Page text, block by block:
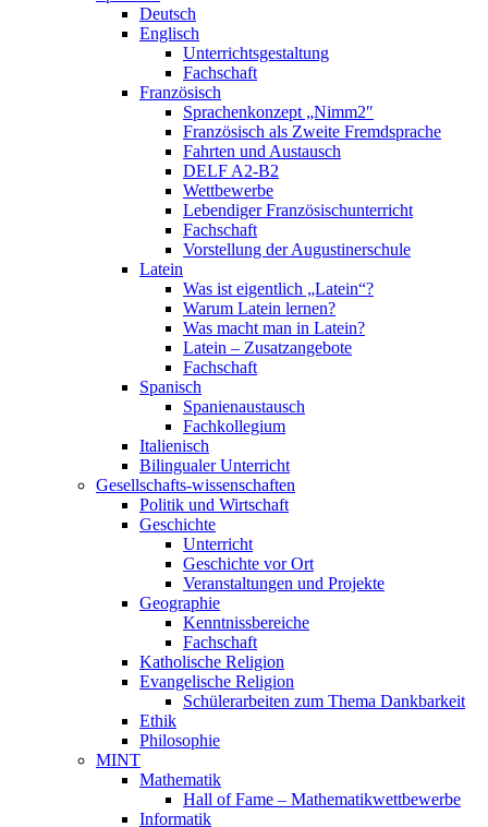
Deutsch
Englisch
Unterrichtsgestaltung
Fachschaft
Französisch
Sprachenkonzept „Nimm2″
Französisch als Zweite Fremdsprache
Fahrten und Austausch
DELF A2-B2
Wettbewerbe
Lebendiger Französischunterricht
Fachschaft
Vorstellung der Augustinerschule
Latein
Was ist eigentlich „Latein“?
Warum Latein lernen?
Was macht man in Latein?
Latein – Zusatzangebote
Fachschaft
Spanisch
Spanienaustausch
Fachkollegium
Italienisch
Bilingualer Unterricht
Gesellschafts-wissenschaften
Politik und Wirtschaft
Geschichte
Unterricht
Geschichte vor Ort
Veranstaltungen und Projekte
Geographie
Kenntnissbereiche
Fachschaft
Katholische Religion
Evangelische Religion
Schülerarbeiten zum Thema Dankbarkeit
Ethik
Philosophie
MINT
Mathematik
Hall of Fame – Mathematikwettbewerbe
Informatik